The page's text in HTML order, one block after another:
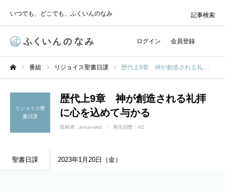
いつでも、どこでも、ふくいんのなみ
ログイン 会員登録
記事検索
番組 リジョイス聖書日課 歴代上9章 神が創造される礼拝に心を込めて与かる
リジョイス聖
書日課
歴代上9章 神が創造される礼拝
に心を込めて与かる
投稿者 : jesus-web 再生回数：42
聖書日課 2023年1月20日（金）